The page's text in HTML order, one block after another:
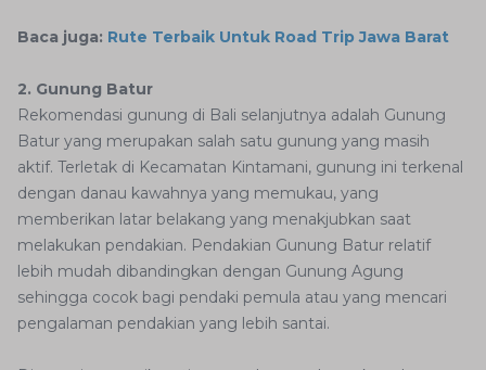
Baca juga: Rute Terbaik Untuk Road Trip Jawa Barat
2. Gunung Batur
Rekomendasi gunung di Bali selanjutnya adalah Gunung
Batur yang merupakan salah satu gunung yang masih
aktif. Terletak di Kecamatan Kintamani, gunung ini terkenal
dengan danau kawahnya yang memukau, yang
memberikan latar belakang yang menakjubkan saat
melakukan pendakian. Pendakian Gunung Batur relatif
lebih mudah dibandingkan dengan Gunung Agung
sehingga cocok bagi pendaki pemula atau yang mencari
pengalaman pendakian yang lebih santai.